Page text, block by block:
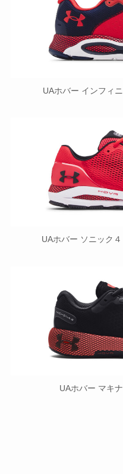
UAホバー インフィ
UAホバー ソニック
UAホバー マキ